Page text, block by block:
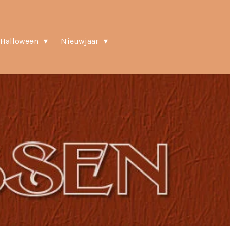
Halloween
Nieuwjaar